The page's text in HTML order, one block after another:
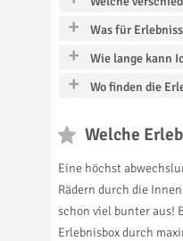
Was für
Wie lange kann
Wo finden die
Welche
Eine höchst
Rädern durch die
schon viel bunter aus!
Erlebnisbox durch